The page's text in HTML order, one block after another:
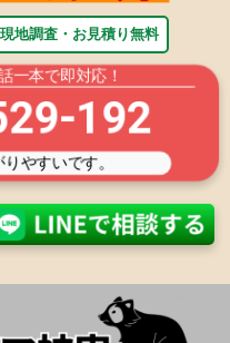
現地調査・お見積り無料
一本で即対応！
192
やすいです。